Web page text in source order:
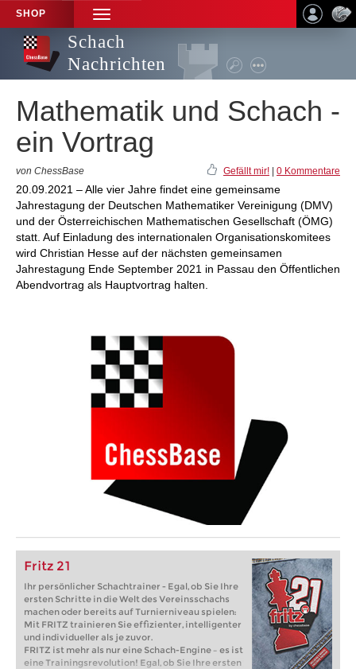
SHOP
TOGGLE
NAVIGATION
Schach
Nachrichten
Mathematik und Schach -
ein Vortrag
von ChessBase Gefällt mir! 0 Kommentare
20.09.2021 – Alle vier Jahre findet eine gemeinsame
Jahrestagung der Deutschen Mathematiker Vereinigung (DMV)
und der Österreichischen Mathematischen Gesellschaft (ÖMG)
statt. Auf Einladung des internationalen Organisationskomitees
wird Christian Hesse auf der nächsten gemeinsamen
Jahrestagung Ende September 2021 in Passau den Öffentlichen
Abendvortrag als Hauptvortrag halten.
Fritz 21
Ihr persönlicher Schachtrainer - Egal, ob Sie Ihre
ersten Schritte in die Welt des Vereinsschachs
machen oder bereits auf Turnierniveau spielen:
Mit FRITZ trainieren Sie effizienter, intelligenter
und individueller als je zuvor.
FRITZ ist mehr als nur eine Schach-Engine – es ist
eine Trainingsrevolution! Egal, ob Sie Ihre ersten